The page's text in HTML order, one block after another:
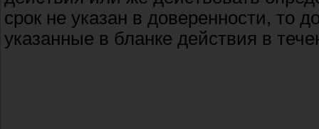
срок не указан в доверенности, то
указанные в бланке действия в